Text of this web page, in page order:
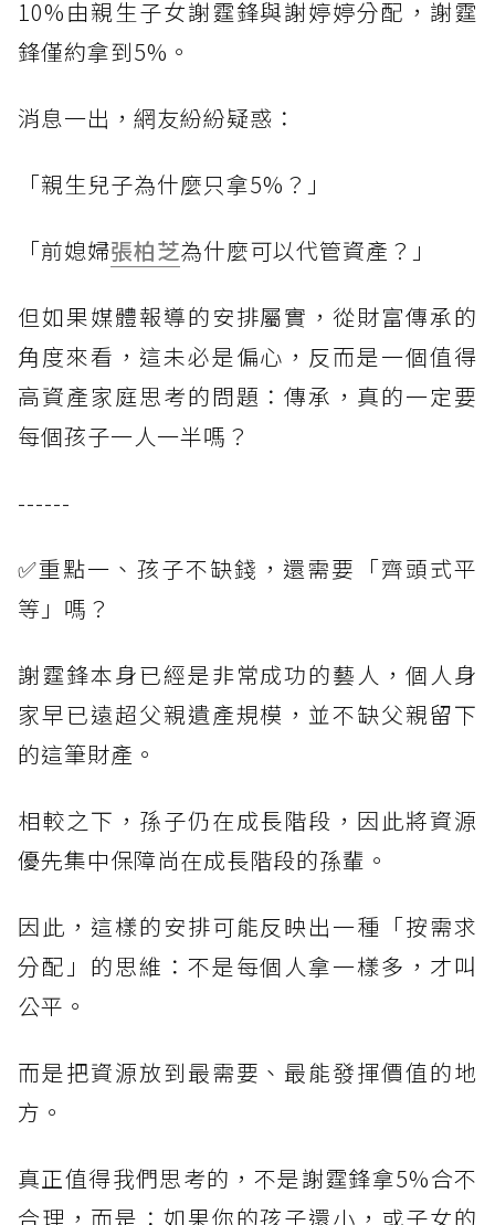
10%由親生子女謝霆鋒與謝婷婷分配，謝霆
鋒僅約拿到5%。
消息一出，網友紛紛疑惑：
「親生兒子為什麼只拿5%？」
「前媳婦張柏芝為什麼可以代管資產？」
但如果媒體報導的安排屬實，從財富傳承的
角度來看，這未必是偏心，反而是一個值得
高資產家庭思考的問題：傳承，真的一定要
每個孩子一人一半嗎？
------
✅重點一、孩子不缺錢，還需要「齊頭式平
等」嗎？
謝霆鋒本身已經是非常成功的藝人，個人身
家早已遠超父親遺產規模，並不缺父親留下
的這筆財產。
相較之下，孫子仍在成長階段，因此將資源
優先集中保障尚在成長階段的孫輩。
因此，這樣的安排可能反映出一種「按需求
分配」的思維：不是每個人拿一樣多，才叫
公平。
而是把資源放到最需要、最能發揮價值的地
方。
真正值得我們思考的，不是謝霆鋒拿5%合不
合理，而是：如果你的孩子還小，或子女的